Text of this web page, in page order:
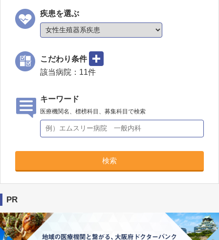
疾患を選ぶ
こだわり条件
該当病院： 11件
キーワード
医療機関名、標榜科目、募集科目で検索
検索
PR